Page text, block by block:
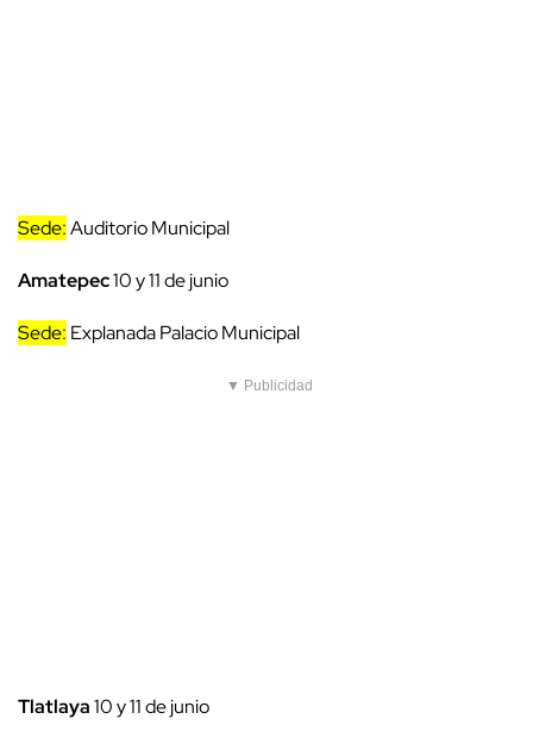
Sede:Auditorio Municipal
Amatepec10 y 11 de junio
Sede: Explanada Palacio Municipal
▼ Publicidad
Tlatlaya10 y 11 de junio